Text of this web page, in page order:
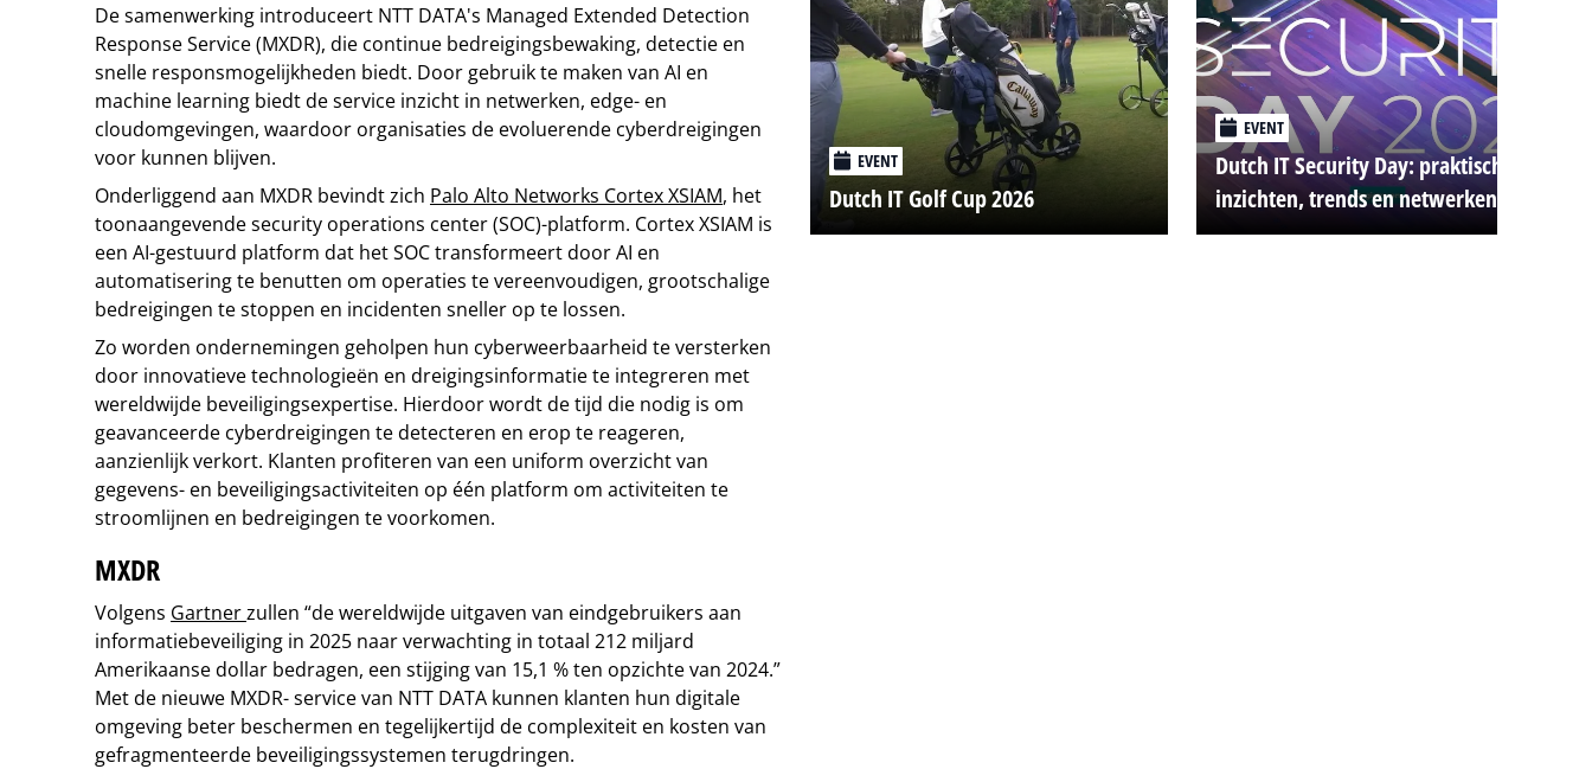
De samenwerking introduceert NTT DATA's Managed Extended Detection
Response Service (MXDR), die continue bedreigingsbewaking, detectie en
snelle responsmogelijkheden biedt. Door gebruik te maken van AI en
machine learning biedt de service inzicht in netwerken, edge- en
cloudomgevingen, waardoor organisaties de evoluerende cyberdreigingen
voor kunnen blijven.
Onderliggend aan MXDR bevindt zich Palo Alto Networks Cortex XSIAM, het
toonaangevende security operations center (SOC)-platform. Cortex XSIAM is
een AI-gestuurd platform dat het SOC transformeert door AI en
automatisering te benutten om operaties te vereenvoudigen, grootschalige
bedreigingen te stoppen en incidenten sneller op te lossen.
Zo worden ondernemingen geholpen hun cyberweerbaarheid te versterken
door innovatieve technologieën en dreigingsinformatie te integreren met
wereldwijde beveiligingsexpertise. Hierdoor wordt de tijd die nodig is om
geavanceerde cyberdreigingen te detecteren en erop te reageren,
aanzienlijk verkort. Klanten profiteren van een uniform overzicht van
gegevens- en beveiligingsactiviteiten op één platform om activiteiten te
stroomlijnen en bedreigingen te voorkomen.
MXDR
Volgens Gartnerzullen “de wereldwijde uitgaven van eindgebruikers aan
informatiebeveiliging in 2025 naar verwachting in totaal 212 miljard
Amerikaanse dollar bedragen, een stijging van 15,1 % ten opzichte van 2024.”
Met de nieuwe MXDR- service van NTT DATA kunnen klanten hun digitale
omgeving beter beschermen en tegelijkertijd de complexiteit en kosten van
gefragmenteerde beveiligingssystemen terugdringen.
EVENT
Dutch IT Golf Cup 2026
EVENT
Dutch IT Security Day: praktische
inzichten, trends en netwerken